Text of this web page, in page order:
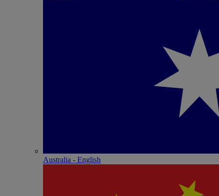
Australia - English